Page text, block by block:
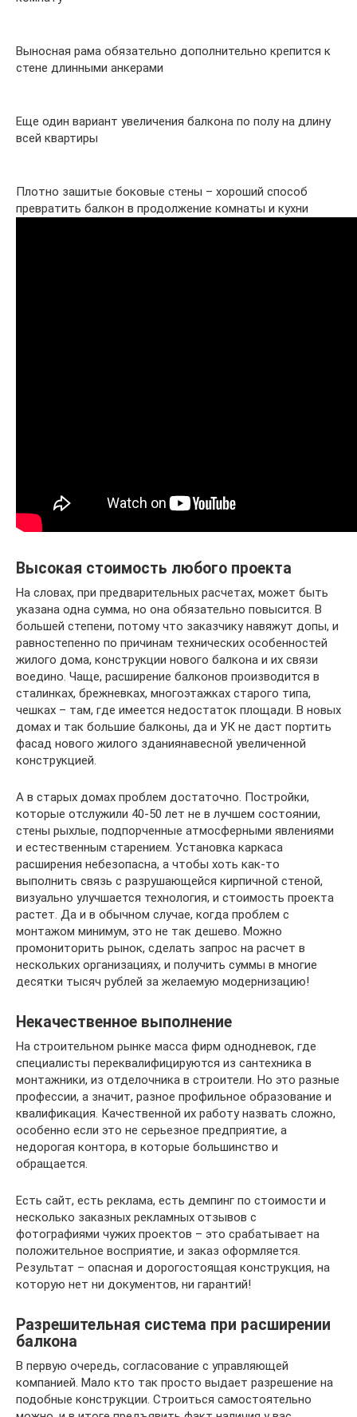
Выносная рама обязательно дополнительно крепится к
стене длинными анкерами
Еще один вариант увеличения балкона по полу на длину
всей квартиры
Плотно зашитые боковые стены – хороший способ
превратить балкон в продолжение комнаты и кухни
Высокая стоимость любого проекта
На словах, при предварительных расчетах, может быть
указана одна сумма, но она обязательно повысится. В
большей степени, потому что заказчику навяжут допы, и
равностепенно по причинам технических особенностей
жилого дома, конструкции нового балкона и их связи
воедино. Чаще, расширение балконов производится в
сталинках, брежневках, многоэтажках старого типа,
чешках – там, где имеется недостаток площади. В новых
домах и так большие балконы, да и УК не даст портить
фасад нового жилого зданиянавесной увеличенной
конструкцией.
А в старых домах проблем достаточно. Постройки,
которые отслужили 40-50 лет не в лучшем состоянии,
стены рыхлые, подпорченные атмосферными явлениями
и естественным старением. Установка каркаса
расширения небезопасна, а чтобы хоть как-то
выполнить связь с разрушающейся кирпичной стеной,
визуально улучшается технология, и стоимость проекта
растет. Да и в обычном случае, когда проблем с
монтажом минимум, это не так дешево. Можно
промониторить рынок, сделать запрос на расчет в
нескольких организациях, и получить суммы в многие
десятки тысяч рублей за желаемую модернизацию!
Некачественное выполнение
На строительном рынке масса фирм однодневок, где
специалисты переквалифицируются из сантехника в
монтажники, из отделочника в строители. Но это разные
профессии, а значит, разное профильное образование и
квалификация. Качественной их работу назвать сложно,
особенно если это не серьезное предприятие, а
недорогая контора, в которые большинство и
обращается.
Есть сайт, есть реклама, есть демпинг по стоимости и
несколько заказных рекламных отзывов с
фотографиями чужих проектов – это срабатывает на
положительное восприятие, и заказ оформляется.
Результат – опасная и дорогостоящая конструкция, на
которую нет ни документов, ни гарантий!
Разрешительная система при расширении
балкона
В первую очередь, согласование с управляющей
компанией. Мало кто так просто выдает разрешение на
подобные конструкции. Строиться самостоятельно